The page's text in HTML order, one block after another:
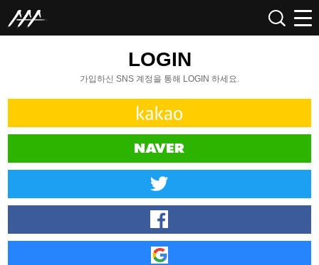
LOGIN
가입하신 SNS 계정을 통해 LOGIN 하세요.